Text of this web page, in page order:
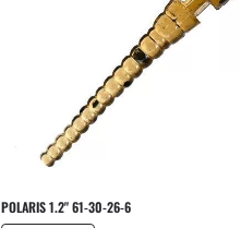
POLARIS 1.2" 61-30-26-6